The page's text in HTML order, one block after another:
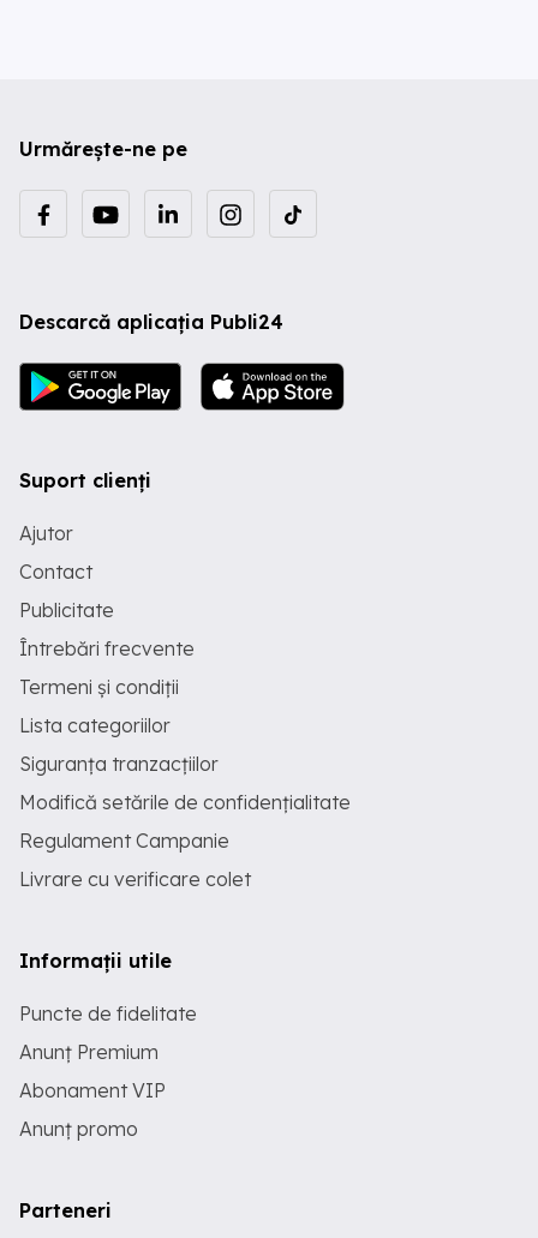
Urmărește-ne pe
Descarcă aplicația Publi24
Suport clienți
Ajutor
Contact
Publicitate
Întrebări frecvente
Termeni și condiții
Lista categoriilor
Siguranța tranzacțiilor
Modifică setările de confidențialitate
Regulament Campanie
Livrare cu verificare colet
Informații utile
Puncte de fidelitate
Anunț Premium
Abonament VIP
Anunț promo
Parteneri